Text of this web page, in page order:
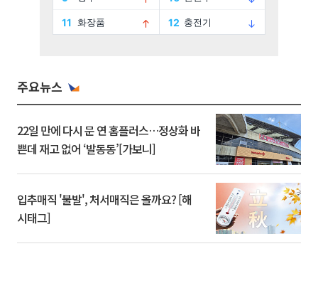
주요뉴스
22일 만에 다시 문 연 홈플러스…정상화 바
쁜데 재고 없어 ‘발동동’[가보니]
입추매직 '불발', 처서매직은 올까요? [해
시태그]